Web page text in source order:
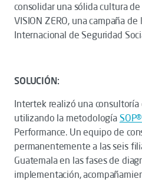
consolidar una sólida cultura
VISION ZERO, una campaña de
Internacional de Seguridad
SOLUCIÓN:
Intertek realizó una
utilizando la metodología SOP®
Performance. Un equipo de
permanentemente a las seis
Guatemala en las fases de
implementación,